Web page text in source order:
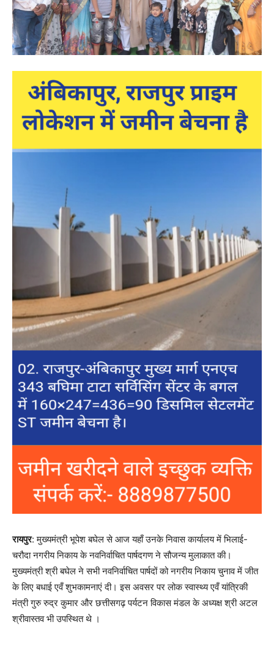
रायपुर: मुख्यमंत्री भूपेश बघेल से आज यहाँ उनके निवास कार्यालय में भिलाई-
चरौदा नगरीय निकाय के नवनिर्वाचित पार्षदगण ने सौजन्य मुलाकात की।
मुख्यमंत्री श्री बघेल ने सभी नवनिर्वाचित पार्षदों को नगरीय निकाय चुनाव में जीत
के लिए बधाई एवँ शुभकामनाएं दी। इस अवसर पर लोक स्वास्थ्य एवँ यांत्रिकी
मंत्री गुरु रुद्र कुमार और छत्तीसगढ़ पर्यटन विकास मंडल के अध्यक्ष श्री अटल
श्रीवास्तव भी उपस्थित थे ।